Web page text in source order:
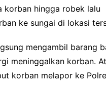
korban hingga robek lalu
ke sungai di lokasi
mengambil barang
meninggalkan korban.
korban melapor ke